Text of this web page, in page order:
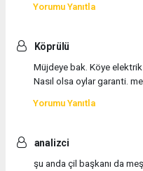
Yorumu Yanıtla
Köprülü
Müjdeye bak. Köye
Nasıl olsa oylar garanti.
Yorumu Yanıtla
analizci
şu anda çil başkanı da